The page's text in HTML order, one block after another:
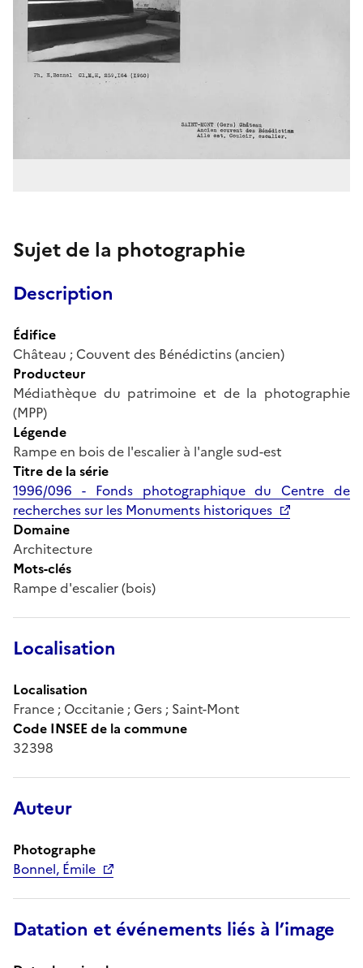
Sujet de la photographie
Description
Édifice
Château ; Couvent des Bénédictins (ancien)
Producteur
Médiathèque du patrimoine et de la photographie
(MPP)
Légende
Rampe en bois de l'escalier à l'angle sud-est
Titre de la série
1996/096 - Fonds photographique du Centre de
recherches sur les Monuments historiques
Domaine
Architecture
Mots-clés
Rampe d'escalier (bois)
Localisation
Localisation
France ; Occitanie ; Gers ; Saint-Mont
Code INSEE de la commune
32398
Auteur
Photographe
Bonnel, Émile
Datation et événements liés à l’image